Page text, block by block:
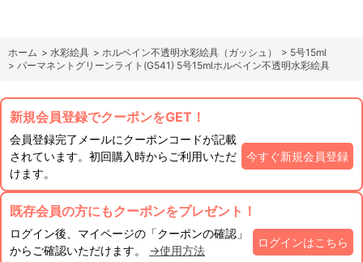
ホーム > 水彩絵具 > ホルベイン不透明水彩絵具（ガッシュ） > 5号15ml
> パーマネントグリーンライト(G541) 5号15mlホルベイン不透明水彩絵具
新規会員登録でクーポンをGET！
会員登録完了メールにクーポンコードが記載
されています。初回購入時からご利用いただ
けます。
今すぐ新規会員登録
既存会員の方にもクーポンをプレゼント！
ログイン後、マイページの「クーポンの確認」
からご確認いただけます。 →使用方法
ログインはこちら